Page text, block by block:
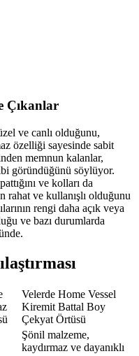
Çıkanlar
ve canlı olduğunu,
özelliği sayesinde sabit
memnun kalanlar,
göründüğünü söylüyor.
ve kolları da
rahat ve kullanışlı olduğunu
rengi daha açık veya
ve bazı durumlarda
Velerde Home Vessel
Kiremit Battal Boy
Çekyat Örtüsü
Şönil malzeme,
kaydırmaz ve dayanıklı